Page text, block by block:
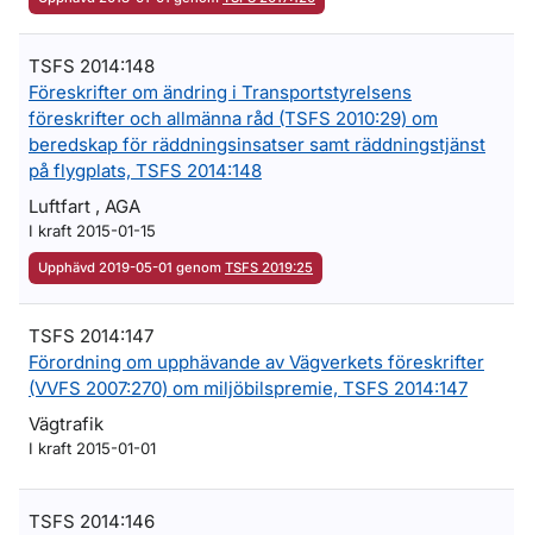
TSFS 2014:148
Föreskrifter om ändring i Transportstyrelsens
föreskrifter och allmänna råd (TSFS 2010:29) om
beredskap för räddningsinsatser samt räddningstjänst
på flygplats, TSFS 2014:148
Luftfart , AGA
I kraft 2015-01-15
Upphävd 2019-05-01 genom TSFS 2019:25
TSFS 2014:147
Förordning om upphävande av Vägverkets föreskrifter
(VVFS 2007:270) om miljöbilspremie, TSFS 2014:147
Vägtrafik
I kraft 2015-01-01
TSFS 2014:146